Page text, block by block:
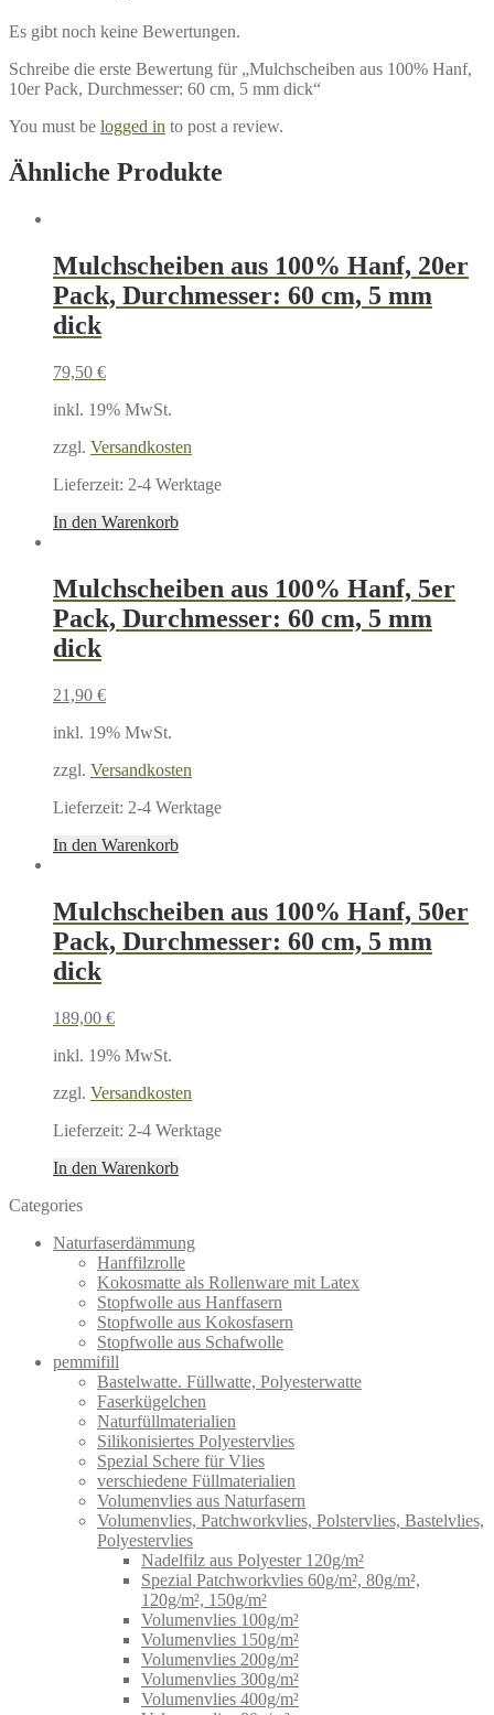
Es gibt noch keine Bewertungen.
Schreibe die erste Bewertung für „Mulchscheiben aus 100% Hanf,
10er Pack, Durchmesser: 60 cm, 5 mm dick“
You must be logged in to post a review.
Ähnliche Produkte
Mulchscheiben aus 100% Hanf, 20er
Pack, Durchmesser: 60 cm, 5 mm
dick
79,50 €
inkl. 19% MwSt.
zzgl. Versandkosten
Lieferzeit: 2-4 Werktage
In den Warenkorb
Mulchscheiben aus 100% Hanf, 5er
Pack, Durchmesser: 60 cm, 5 mm
dick
21,90 €
inkl. 19% MwSt.
zzgl. Versandkosten
Lieferzeit: 2-4 Werktage
In den Warenkorb
Mulchscheiben aus 100% Hanf, 50er
Pack, Durchmesser: 60 cm, 5 mm
dick
189,00 €
inkl. 19% MwSt.
zzgl. Versandkosten
Lieferzeit: 2-4 Werktage
In den Warenkorb
Categories
Naturfaserdämmung
Hanffilzrolle
Kokosmatte als Rollenware mit Latex
Stopfwolle aus Hanffasern
Stopfwolle aus Kokosfasern
Stopfwolle aus Schafwolle
pemmifill
Bastelwatte. Füllwatte, Polyesterwatte
Faserkügelchen
Naturfüllmaterialien
Silikonisiertes Polyestervlies
Spezial Schere für Vlies
verschiedene Füllmaterialien
Volumenvlies aus Naturfasern
Volumenvlies, Patchworkvlies, Polstervlies, Bastelvlies,
Polyestervlies
Nadelfilz aus Polyester 120g/m²
Spezial Patchworkvlies 60g/m², 80g/m²,
120g/m², 150g/m²
Volumenvlies 100g/m²
Volumenvlies 150g/m²
Volumenvlies 200g/m²
Volumenvlies 300g/m²
Volumenvlies 400g/m²